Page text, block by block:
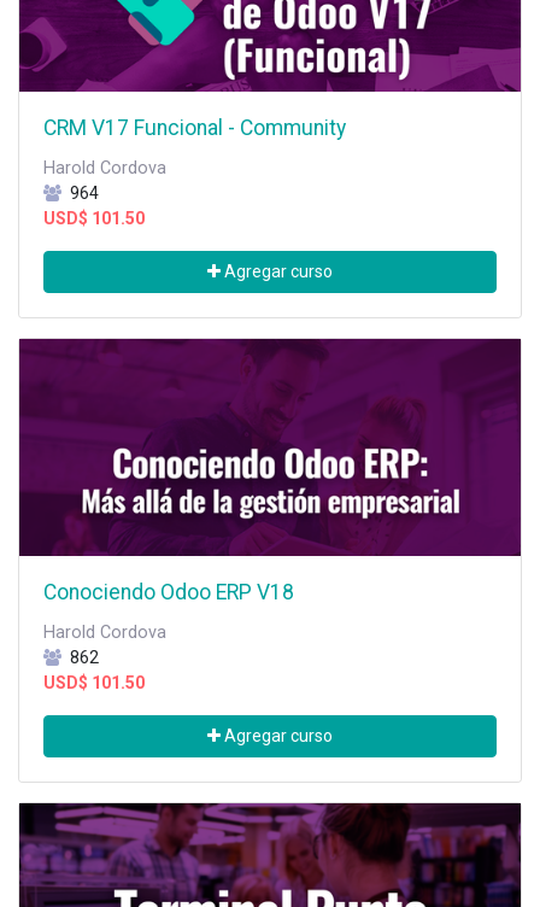
CRM V17 Funcional - Community
Harold Cordova
964
USD$ 101.50
Agregar curso
Conociendo Odoo ERP V18
Harold Cordova
862
USD$ 101.50
Agregar curso